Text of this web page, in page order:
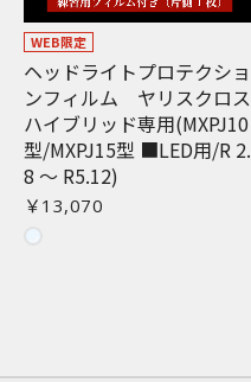
WEB限定
ヘッドライトプロテクショ
ンフィルム ヤリスクロス
ハイブリッド専用(MXPJ10
型/MXPJ15型 ■LED用/R 2.
8 〜 R5.12)
￥13,070